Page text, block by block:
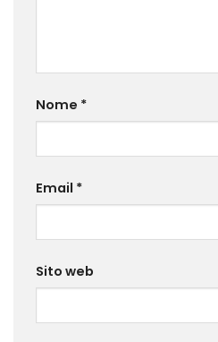
Nome *
Email *
Sito web